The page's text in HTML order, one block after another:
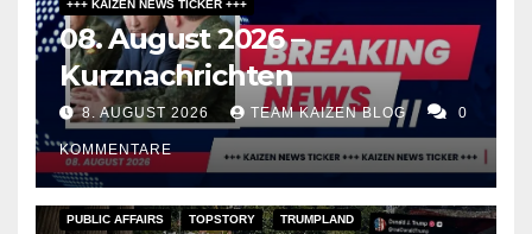
+++ KAIZEN NEWS TICKER +++
08. August 2026 –
Kurznachrichten
8. AUGUST 2026 TEAM KAIZEN BLOG 0
KOMMENTARE
PUBLIC AFFAIRS TOPSTORY TRUMPLAND